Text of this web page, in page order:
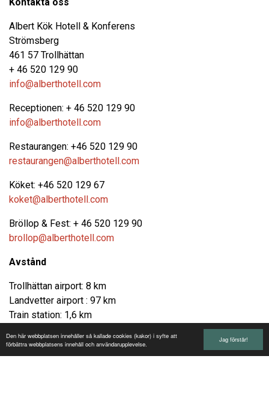
Jag förstår!
Den här webbplatsen innehåller så kallade cookies (kakor) i syfte att
förbättra webbplatsens innehåll och användarupplevelse.
Albert Kök Hotell & Konferens
Strömsberg
461 57 Trollhättan
+ 46 520 129 90
info@alberthotell.com
Receptionen: + 46 520 129 90
info@alberthotell.com
Restaurangen: +46 520 129 90
restaurangen@alberthotell.com
Köket: +46 520 129 67
koket@alberthotell.com
Bröllop & Fest: + 46 520 129 90
brollop@alberthotell.com
Avstånd
Trollhättan airport: 8 km
Landvetter airport : 97 km
Train station: 1,6 km
Gothenburg : 76 km
Vänersborg: 13 km